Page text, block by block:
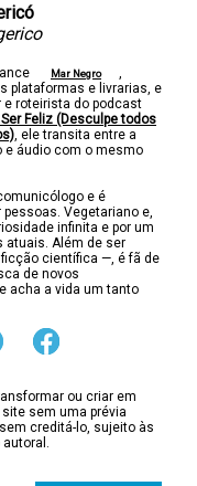
Mar Negro
,
plataformas e livrarias, e
e roteirista do podcast
Feliz (Desculpe todos
, ele transita entre a
e áudio com o mesmo
e é
Vegetariano e,
infinita e por um
atuais. Além de ser
científica —, é fã de
de novos
acha a vida um tanto
ou criar em
sem uma prévia
creditá-lo, sujeito às